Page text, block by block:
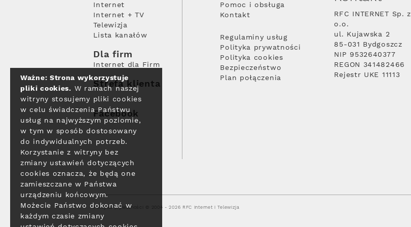
Internet
Internet + TV
Telewizja
Lista kanałów
Dla firm
Internet dla Firm
Strefa klienta
Facebook
Pomoc i obsługa
Kontakt
Regulaminy usług
Polityka prywatności
Polityka cookies
Bezpieczeństwo
Plan połączenia
RFC INTERNET Sp. z
o.o.
ul. Kujawska 2
85-031 Bydgoszcz
NIP 9532640377
REGON 341482466
Rejestr UKE 11113
Polityka prywatności © 2004 - 2026 RFC Internet i Telewizja
Ważne: Strona wykorzystuje
pliki cookies. W ramach naszej
witryny stosujemy pliki cookies
w celu świadczenia Państwu
usług na najwyższym poziomie,
w tym w sposób dostosowany
do indywidualnych potrzeb.
Korzystanie z witryny bez
zmiany ustawień dotyczących
cookies oznacza, że będą one
zamieszczane w Państwa
urządzeniu końcowym.
Możecie Państwo dokonać w
każdym czasie zmiany